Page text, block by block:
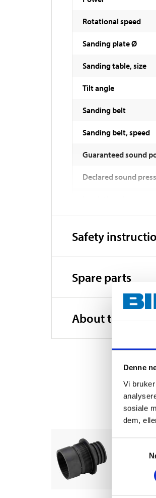
Denne
Vi
sosiale
dem,
Rotational speed
Sanding plate Ø
Sanding table, size
Tilt angle
Sanding belt
Sanding belt, speed
Guaranteed sound
Declared sound
Vibrations
Dimensions
Safety
Spare parts
About the